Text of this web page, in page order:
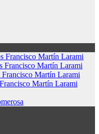
Francisco Martín Larami
Francisco Martín Larami
Martín Larami
Martín Larami